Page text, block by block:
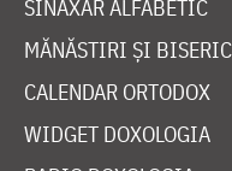
SINAXAR ALFABETIC
MĂNĂSTIRI ȘI
CALENDAR ORTODOX
WIDGET DOXOLOGIA